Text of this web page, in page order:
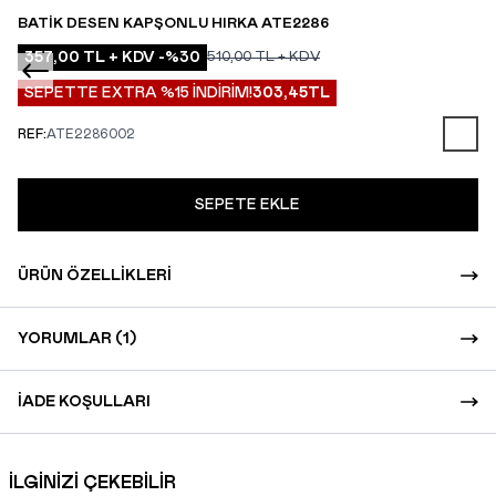
BATIK DESEN KAPŞONLU HIRKA ATE2286
357,00 TL + KDV -%30 510,00TL + KDV
SEPETTE EXTRA %15 İNDİRİM!303,45TL
REF:ATE2286002
SEPETE EKLE
ÜRÜN ÖZELLIKLERI
YORUMLAR (1)
İADE KOŞULLARI
İLGİNİZİ ÇEKEBİLİR